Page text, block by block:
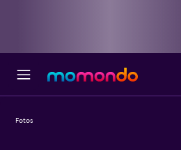
Fotos